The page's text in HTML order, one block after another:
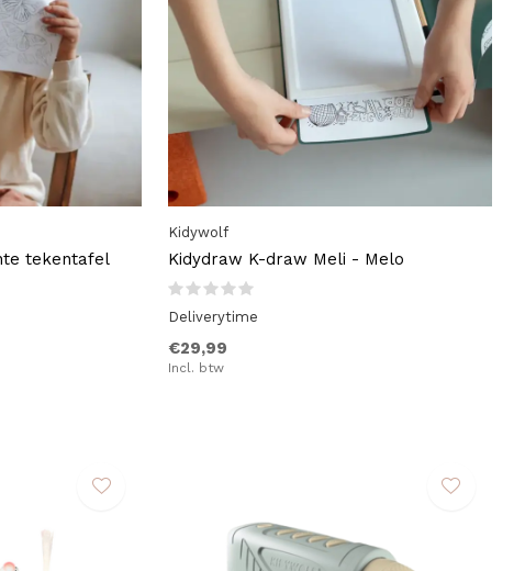
tekentafel
Kidywolf
Kidydraw K-draw Meli - Melo
Deliverytime
€29,99
Incl. btw